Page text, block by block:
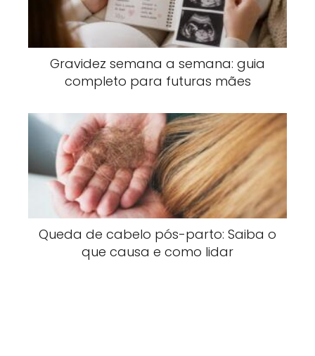
Gravidez semana a semana: guia
completo para futuras mães
Queda de cabelo pós-parto: Saiba o
que causa e como lidar